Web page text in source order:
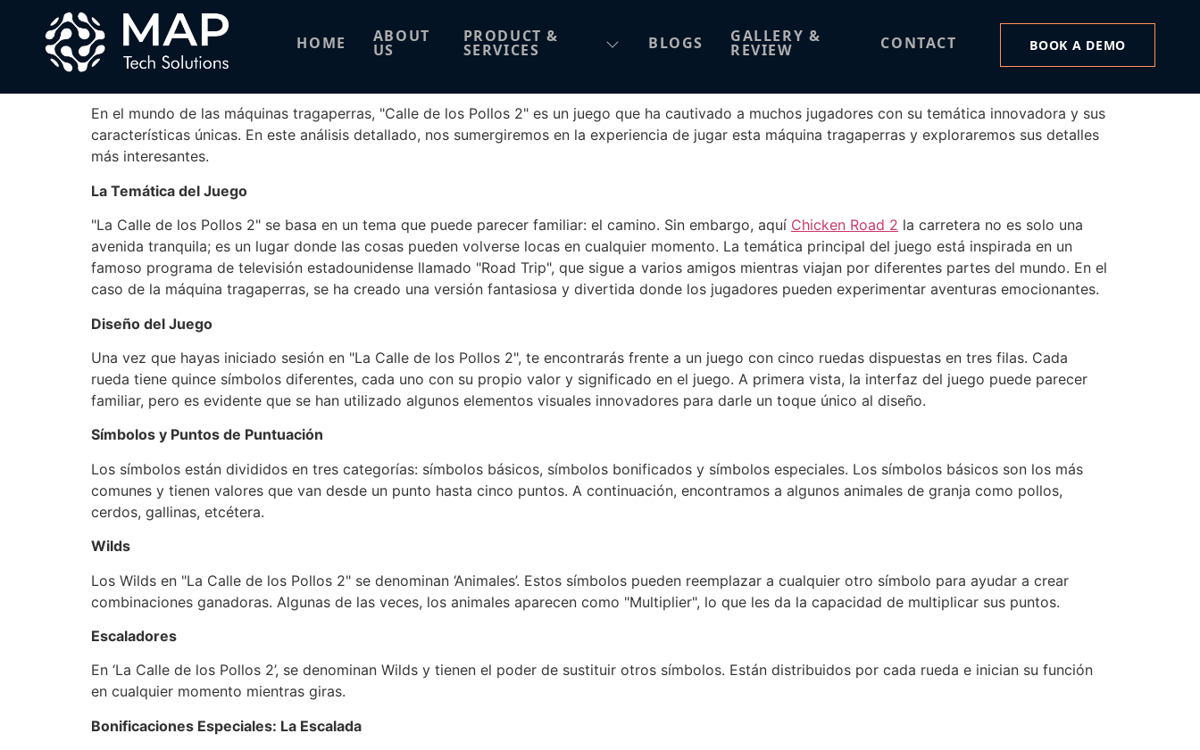
HOME ABOUT
US
PRODUCT &
SERVICES BLOGS GALLERY &
REVIEW CONTACT BOOK A DEMO
La Calle de los Pollos 2, El Camino Dorado
En el mundo de las máquinas tragaperras, "Calle de los Pollos 2" es un juego que ha cautivado a muchos jugadores con su temática innovadora y sus
características únicas. En este análisis detallado, nos sumergiremos en la experiencia de jugar esta máquina tragaperras y exploraremos sus detalles
más interesantes.
La Temática del Juego
"La Calle de los Pollos 2" se basa en un tema que puede parecer familiar: el camino. Sin embargo, aquí Chicken Road 2 la carretera no es solo una
avenida tranquila; es un lugar donde las cosas pueden volverse locas en cualquier momento. La temática principal del juego está inspirada en un
famoso programa de televisión estadounidense llamado "Road Trip", que sigue a varios amigos mientras viajan por diferentes partes del mundo. En el
caso de la máquina tragaperras, se ha creado una versión fantasiosa y divertida donde los jugadores pueden experimentar aventuras emocionantes.
Diseño del Juego
Una vez que hayas iniciado sesión en "La Calle de los Pollos 2", te encontrarás frente a un juego con cinco ruedas dispuestas en tres filas. Cada
rueda tiene quince símbolos diferentes, cada uno con su propio valor y significado en el juego. A primera vista, la interfaz del juego puede parecer
familiar, pero es evidente que se han utilizado algunos elementos visuales innovadores para darle un toque único al diseño.
Símbolos y Puntos de Puntuación
Los símbolos están divididos en tres categorías: símbolos básicos, símbolos bonificados y símbolos especiales. Los símbolos básicos son los más
comunes y tienen valores que van desde un punto hasta cinco puntos. A continuación, encontramos a algunos animales de granja como pollos,
cerdos, gallinas, etcétera.
Wilds
Los Wilds en "La Calle de los Pollos 2" se denominan ‘Animales’. Estos símbolos pueden reemplazar a cualquier otro símbolo para ayudar a crear
combinaciones ganadoras. Algunas de las veces, los animales aparecen como "Multiplier", lo que les da la capacidad de multiplicar sus puntos.
Escaladores
En ‘La Calle de los Pollos 2’, se denominan Wilds y tienen el poder de sustituir otros símbolos. Están distribuidos por cada rueda e inician su función
en cualquier momento mientras giras.
Bonificaciones Especiales: La Escalada